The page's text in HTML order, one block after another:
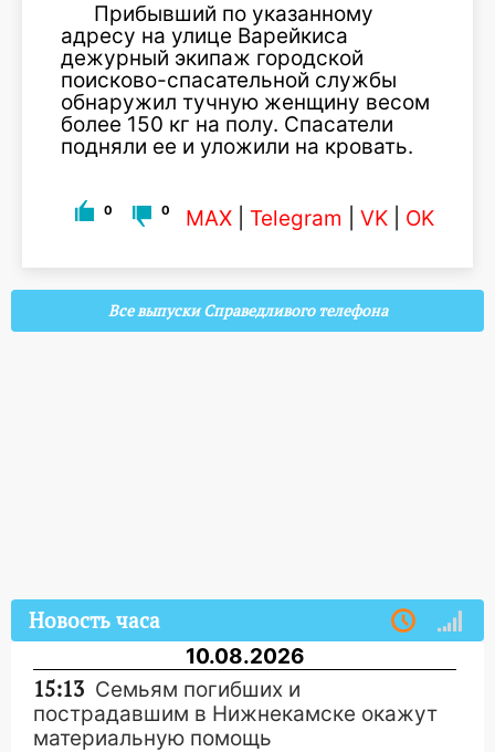
Прибывший по указанному
адресу на улице Варейкиса
дежурный экипаж городской
поисково-спасательной службы
обнаружил тучную женщину весом
более 150 кг на полу. Спасатели
подняли ее и уложили на кровать.
0 0 MAX Telegram VK OK
Все выпуски Справедливого телефона
Новость часа
10.08.2026
15:13 Семьям погибших и
пострадавшим в Нижнекамске окажут
материальную помощь